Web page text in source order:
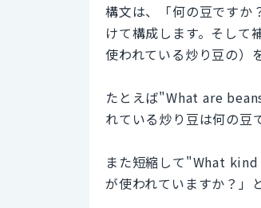
構文は、「何の豆ですか
けて構成します。そし
使われている炒り豆の）
たとえば"What are
れている炒り豆は何の豆
また短縮して"What
が使われていますか？」